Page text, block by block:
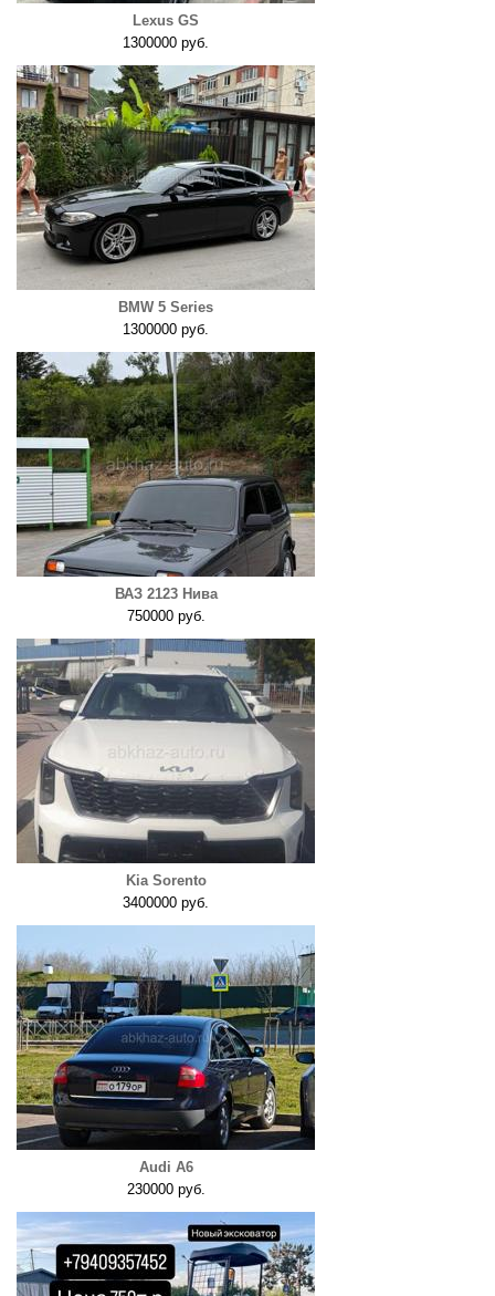
Lexus GS
1300000 руб.
BMW 5 Series
1300000 руб.
ВАЗ 2123 Нива
750000 руб.
Kia Sorento
3400000 руб.
Audi A6
230000 руб.